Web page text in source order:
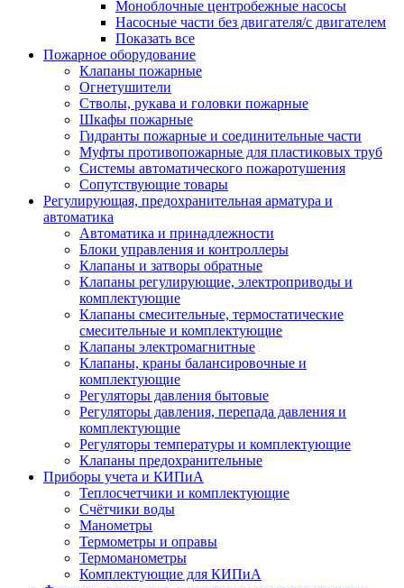
Моноблочные центробежные насосы
Насосные части без двигателя/с двигателем
Показать все
Пожарное оборудование
Клапаны пожарные
Огнетушители
Стволы, рукава и головки пожарные
Шкафы пожарные
Гидранты пожарные и соединительные части
Муфты противопожарные для пластиковых труб
Системы автоматического пожаротушения
Сопутствующие товары
Регулирующая, предохранительная арматура и
автоматика
Автоматика и принадлежности
Блоки управления и контроллеры
Клапаны и затворы обратные
Клапаны регулирующие, электроприводы и
комплектующие
Клапаны смесительные, термостатические
смесительные и комплектующие
Клапаны электромагнитные
Клапаны, краны балансировочные и
комплектующие
Регуляторы давления бытовые
Регуляторы давления, перепада давления и
комплектующие
Регуляторы температуры и комплектующие
Клапаны предохранительные
Приборы учета и КИПиА
Теплосчетчики и комплектующие
Счётчики воды
Манометры
Термометры и оправы
Термоманометры
Комплектующие для КИПиА